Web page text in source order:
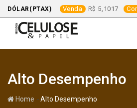
DÓLAR(PTAX) Venda 5,1017
content
Alto Desempenho
Home -Alto Desempenho